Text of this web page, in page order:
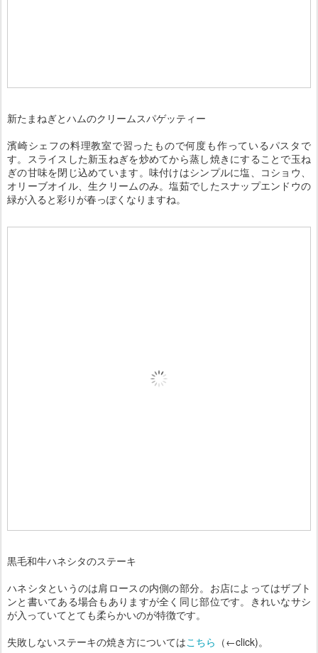
新たまねぎとハムのクリームスパゲッティー
濱崎シェフの料理教室で習ったもので何度も作っているパスタで
す。スライスした新玉ねぎを炒めてから蒸し焼きにすることで玉ね
ぎの甘味を閉じ込めています。味付けはシンプルに塩、コショウ、
オリーブオイル、生クリームのみ。塩茹でしたスナップエンドウの
緑が入ると彩りが春っぽくなりますね。
黒毛和牛ハネシタのステーキ
ハネシタというのは肩ロースの内側の部分。お店によってはザブト
ンと書いてある場合もありますが全く同じ部位です。きれいなサシ
が入っていてとても柔らかいのが特徴です。
失敗しないステーキの焼き方についてはこちら （←click)。